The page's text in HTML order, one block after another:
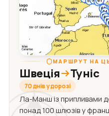
МАРШРУТ НА
Швеція Туніс
70 днів у дорозі
Ла-Манш із припливами
понад 100 шлюзів у